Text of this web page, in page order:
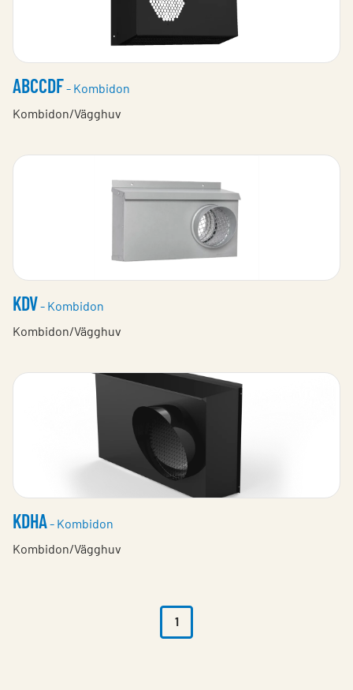
ABCCDF- Kombidon
Kombidon/Vägghuv
KDV- Kombidon
Kombidon/Vägghuv
KDHA- Kombidon
Kombidon/Vägghuv
1